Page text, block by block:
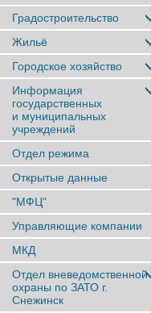
Градостроительство
Жильё
Городское хозяйство
Информация
государственных
и муниципальных
учреждений
Отдел режима
Открытые данные
"МФЦ"
Управляющие компании
МКД
Отдел вневедомственной
охраны по ЗАТО г.
Снежинск